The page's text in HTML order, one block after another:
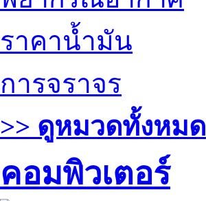
ราคาน้ำมัน
การจราจร
>> ดูหมวดทั้งหมด
คอมพิวเตอร์